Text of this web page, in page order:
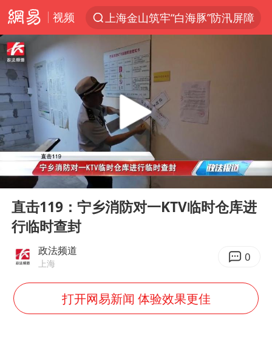
视频
上海金山筑牢“白海豚”防汛屏障
《披荆斩棘2026》阵容官宣
独闯南太行的失联女生最后轨迹已确认
上海全力守护市民“菜篮子”
国足U17与阿森纳决赛取消 并列冠军
新疆一婚礼线上邀请引热议
Play
00:00 01:32
直击119：宁乡消防对一KTV临时仓库进
行临时查封
政法频道
上海 0
打开网易新闻 体验效果更佳